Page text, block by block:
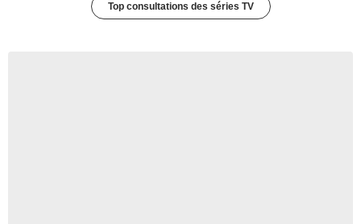
Top consultations des séries TV